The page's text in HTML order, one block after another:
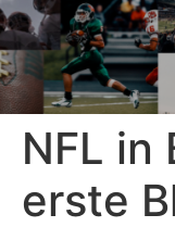
NFL in
erste